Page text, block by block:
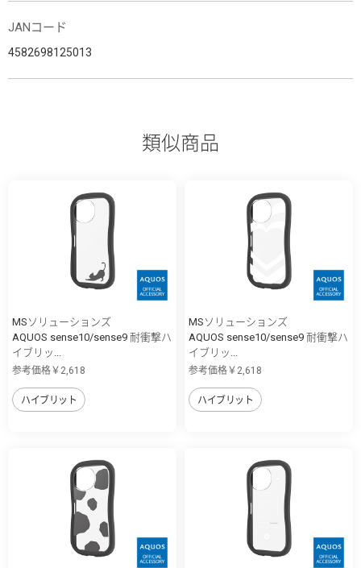
JANコード
4582698125013
類似商品
MSソリューションズ
AQUOS sense10/sense9 耐衝撃ハ
イブリッ...
参考価格￥2,618
ハイブリット
MSソリューションズ
AQUOS sense10/sense9 耐衝撃ハ
イブリッ...
参考価格￥2,618
ハイブリット